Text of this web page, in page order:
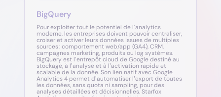
BigQuery
Pour exploiter tout le potentiel de l’analytics
moderne, les entreprises doivent pouvoir centraliser,
croiser et activer leurs données issues de multiples
sources : comportement web/app (GA4), CRM,
campagnes marketing, produits ou log systèmes.
BigQuery est l’entrepôt cloud de Google destiné au
stockage, à l’analyse et à l’activation rapide et
scalable de la donnée. Son lien natif avec Google
Analytics 4 permet d’automatiser l’export de toutes
les données, sans quota ni sampling, pour des
analyses détaillées et décisionnelles. Starfox